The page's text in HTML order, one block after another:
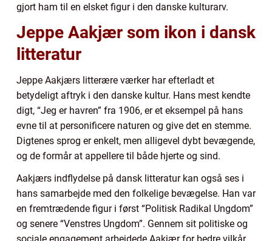
gjort ham til en elsket figur i den danske kulturarv.
Jeppe Aakjær som ikon i dansk
litteratur
Jeppe Aakjærs litterære værker har efterladt et
betydeligt aftryk i den danske kultur. Hans mest kendte
digt, “Jeg er havren” fra 1906, er et eksempel på hans
evne til at personificere naturen og give det en stemme.
Digtenes sprog er enkelt, men alligevel dybt bevægende,
og de formår at appellere til både hjerte og sind.
Aakjærs indflydelse på dansk litteratur kan også ses i
hans samarbejde med den folkelige bevægelse. Han var
en fremtrædende figur i først “Politisk Radikal Ungdom”
og senere “Venstres Ungdom”. Gennem sit politiske og